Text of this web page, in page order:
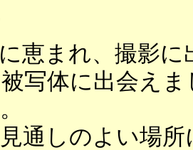
恵まれ、撮影に
写体に出会え
通しのよい場